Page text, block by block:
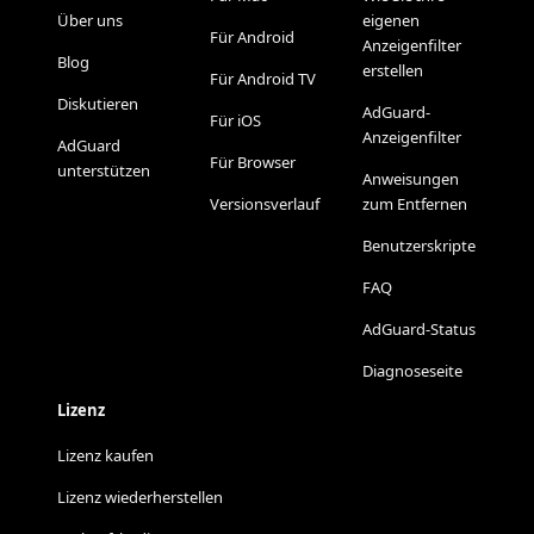
Über uns
Blog
Diskutieren
AdGuard
unterstützen
Für Android
Für Android TV
Für iOS
Für Browser
Versionsverlauf
eigenen
Anzeigenfilter
erstellen
AdGuard-
Anzeigenfilter
Anweisungen
zum Entfernen
Benutzerskripte
FAQ
AdGuard-Status
Diagnoseseite
Lizenz
Lizenz kaufen
Lizenz wiederherstellen